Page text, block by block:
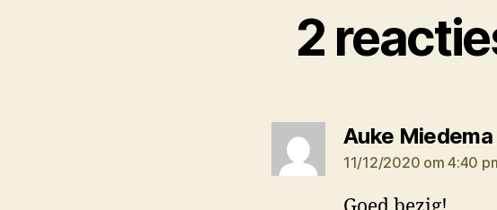
2
Auke Miedema
11/12/2020 om 4:40